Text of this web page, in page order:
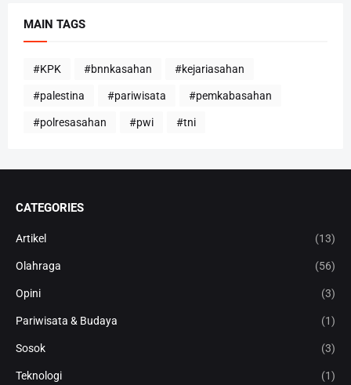
MAIN TAGS
#KPK #bnnkasahan #kejariasahan
#palestina #pariwisata #pemkabasahan
#polresasahan #pwi #tni
CATEGORIES
Artikel (13)
Olahraga (56)
Opini (3)
Pariwisata & Budaya (1)
Sosok (3)
Teknologi (1)